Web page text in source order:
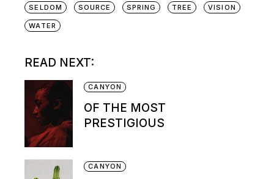
SELDOM SOURCE SPRING TREE VISION
WATER
READ NEXT:
CANYON
OF THE MOST
PRESTIGIOUS
CANYON